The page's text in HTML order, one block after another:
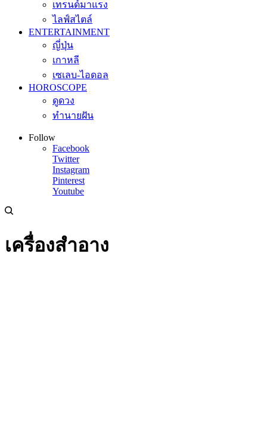
เทรนด์มาแรง
ไลฟ์สไตล์
ENTERTAINMENT
ญี่ปุ่น
เกาหลี
เซเลบ-ไอดอล
HOROSCOPE
ดูดวง
ทำนายฝัน
Follow
Facebook
Twitter
Instagram
Pinterest
Youtube
เครื่องสำอาง